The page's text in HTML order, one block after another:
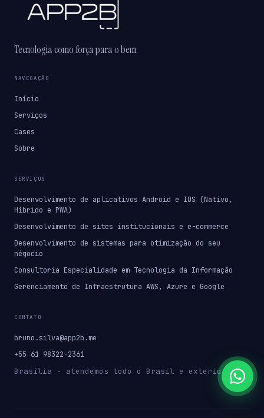
Tecnologia como força para o bem.
NAVEGAÇÃO
Início
Serviços
Cases
Sobre
SERVIÇOS
Desenvolvimento de aplicativos Android e IOS (Nativo,
Híbrido e PWA)
Desenvolvimento de sites institucionais e e-commerce
Desenvolvimento de sistemas para otimização do seu
négocio
Consultoria Especialidade em Tecnologia da Informação
Gerenciamento de Infraestrutura AWS, Azure e Google
CONTATO
bruno.silva@app2b.me
+55 61 98322-2361
Brasília · atendemos todo o Brasil e exterior